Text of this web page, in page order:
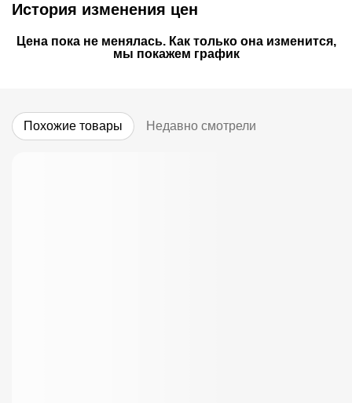
История изменения цен
Цена пока не менялась. Как только она изменится,
мы покажем график
Похожие товары Недавно смотрели